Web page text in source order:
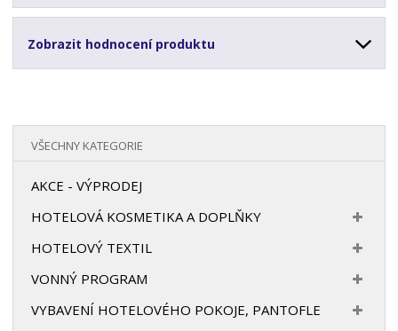
Zobrazit hodnocení produktu
VŠECHNY KATEGORIE
AKCE - VÝPRODEJ
HOTELOVÁ KOSMETIKA A DOPLŇKY
HOTELOVÝ TEXTIL
VONNÝ PROGRAM
VYBAVENÍ HOTELOVÉHO POKOJE, PANTOFLE